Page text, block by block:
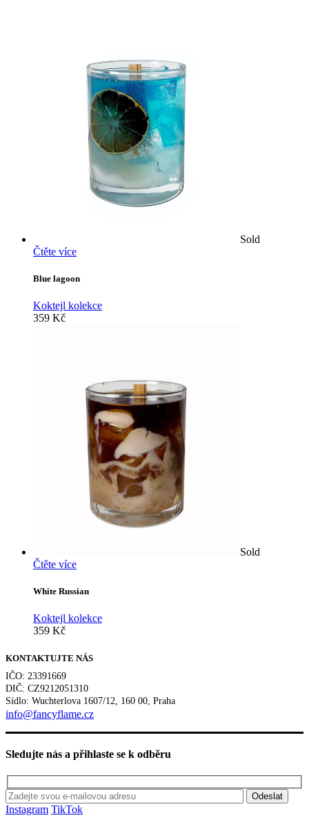
Sold
Čtěte více
Blue lagoon
Koktejl kolekce
359 Kč
Sold
Čtěte více
White Russian
Koktejl kolekce
359 Kč
KONTAKTUJTE NÁS
IČO: 23391669
DIČ: CZ9212051310
Sídlo: Wuchterlova 1607/12, 160 00, Praha
info@fancyflame.cz
Sledujte nás a přihlaste se k odběru
Odeslat
Instagram TikTok